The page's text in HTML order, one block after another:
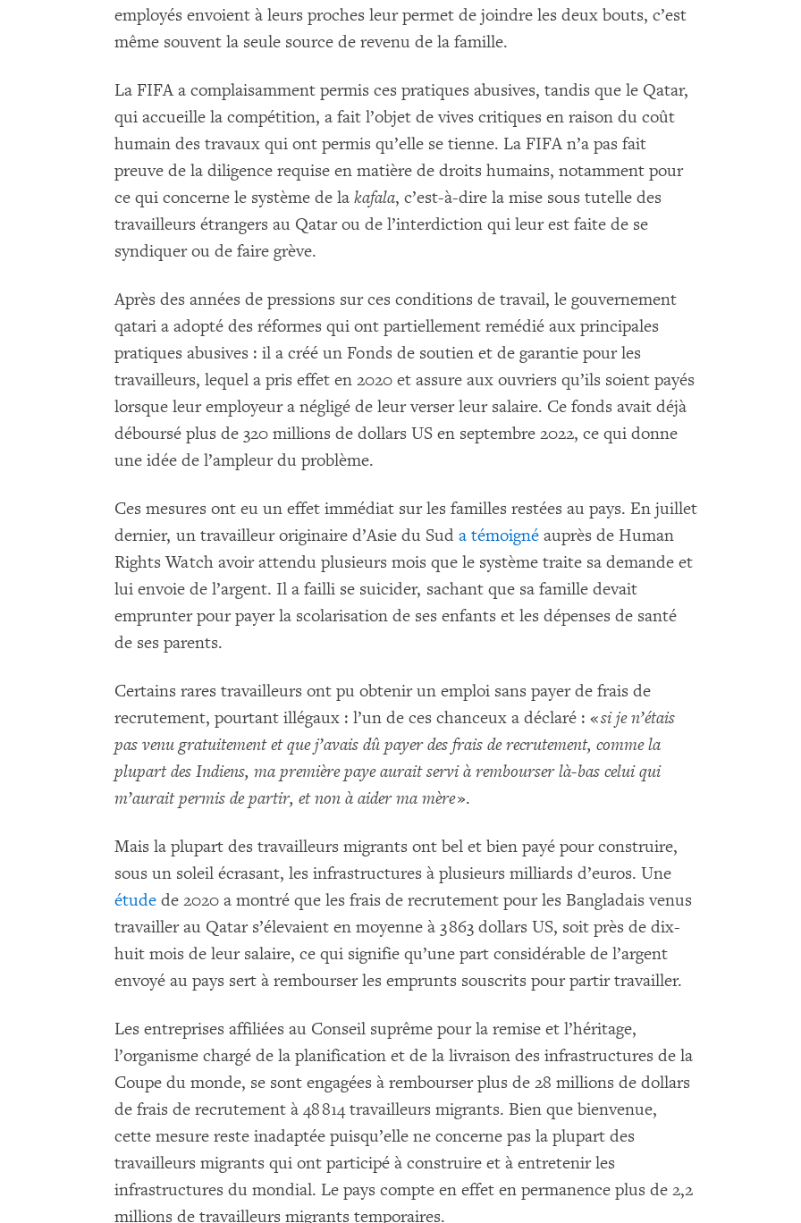
employés envoient à leurs proches leur permet de joindre les deux bouts, c’est
même souvent la seule source de revenu de la famille.
La FIFA a complaisamment permis ces pratiques abusives, tandis que le Qatar,
qui accueille la compétition, a fait l’objet de vives critiques en raison du coût
humain des travaux qui ont permis qu’elle se tienne. La FIFA n’a pas fait
preuve de la diligence requise en matière de droits humains, notamment pour
ce qui concerne le système de la kafala, c’est-à-dire la mise sous tutelle des
travailleurs étrangers au Qatar ou de l’interdiction qui leur est faite de se
syndiquer ou de faire grève.
Après des années de pressions sur ces conditions de travail, le gouvernement
qatari a adopté des réformes qui ont partiellement remédié aux principales
pratiques abusives : il a créé un Fonds de soutien et de garantie pour les
travailleurs, lequel a pris effet en 2020 et assure aux ouvriers qu’ils soient payés
lorsque leur employeur a négligé de leur verser leur salaire. Ce fonds avait déjà
déboursé plus de 320 millions de dollars US en septembre 2022, ce qui donne
une idée de l’ampleur du problème.
Ces mesures ont eu un effet immédiat sur les familles restées au pays. En juillet
dernier, un travailleur originaire d’Asie du Sud a témoigné auprès de Human
Rights Watch avoir attendu plusieurs mois que le système traite sa demande et
lui envoie de l’argent. Il a failli se suicider, sachant que sa famille devait
emprunter pour payer la scolarisation de ses enfants et les dépenses de santé
de ses parents.
Certains rares travailleurs ont pu obtenir un emploi sans payer de frais de
recrutement, pourtant illégaux : l’un de ces chanceux a déclaré : «si je n’étais
pas venu gratuitement et que j’avais dû payer des frais de recrutement, comme la
plupart des Indiens, ma première paye aurait servi à rembourser là-bas celui qui
m’aurait permis de partir, et non à aider ma mère».
Mais la plupart des travailleurs migrants ont bel et bien payé pour construire,
sous un soleil écrasant, les infrastructures à plusieurs milliards d’euros. Une
étude de 2020 a montré que les frais de recrutement pour les Bangladais venus
travailler au Qatar s’élevaient en moyenne à 3 863 dollars US, soit près de dix-
huit mois de leur salaire, ce qui signifie qu’une part considérable de l’argent
envoyé au pays sert à rembourser les emprunts souscrits pour partir travailler.
Les entreprises affiliées au Conseil suprême pour la remise et l’héritage,
l’organisme chargé de la planification et de la livraison des infrastructures de la
Coupe du monde, se sont engagées à rembourser plus de 28 millions de dollars
de frais de recrutement à 48 814 travailleurs migrants. Bien que bienvenue,
cette mesure reste inadaptée puisqu’elle ne concerne pas la plupart des
travailleurs migrants qui ont participé à construire et à entretenir les
infrastructures du mondial. Le pays compte en effet en permanence plus de 2,2
millions de travailleurs migrants temporaires.